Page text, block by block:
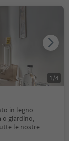
in legno
o giardino,
le nostre
1/4